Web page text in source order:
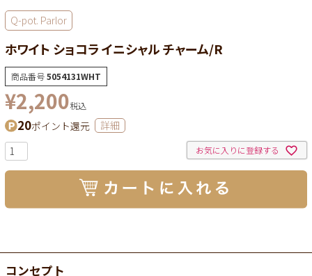
Q-pot. Parlor
ホワイト ショコラ イニシャル チャーム/R
商品番号5054131WHT
¥2,200税込
20ポイント還元 詳細
お気に入りに登録する
コンセプト